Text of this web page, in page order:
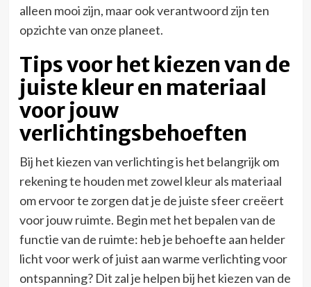
alleen mooi zijn, maar ook verantwoord zijn ten
opzichte van onze planeet.
Tips voor het kiezen van de
juiste kleur en materiaal
voor jouw
verlichtingsbehoeften
Bij het kiezen van verlichting is het belangrijk om
rekening te houden met zowel kleur als materiaal
om ervoor te zorgen dat je de juiste sfeer creëert
voor jouw ruimte. Begin met het bepalen van de
functie van de ruimte: heb je behoefte aan helder
licht voor werk of juist aan warme verlichting voor
ontspanning? Dit zal je helpen bij het kiezen van de